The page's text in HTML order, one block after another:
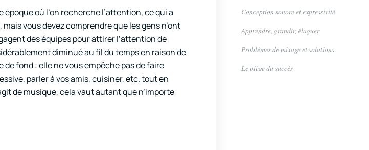
où l’on recherche l’attention, ce qui a
vous devez comprendre que les gens n’ont
des équipes pour attirer l’attention de
diminué au fil du temps en raison de
fond : elle ne vous empêche pas de faire
parler à vos amis, cuisiner, etc. tout en
de musique, cela vaut autant que n’importe
Conception sonore et expressivité
Apprendre, grandir, élaguer
Problèmes de mixage et solutions
Le piège du succès